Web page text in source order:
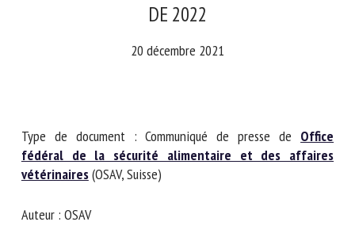
DE 2022
20 décembre 2021
Type de document : Communiqué de presse deOffice
fédéral de la sécurité alimentaire et des affaires
vétérinaires(OSAV, Suisse)
Auteur : OSAV
Nom *
Prénom *